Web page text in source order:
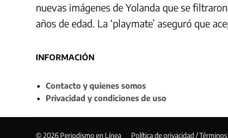
nuevas imágenes de Yolanda que se
años de edad. La ‘playmate’ aseguró que
INFORMACIÓN
Contacto y quienes somos
Privacidad y condiciones de uso
© 2026 Periodismo en Línea Política de privacidad /